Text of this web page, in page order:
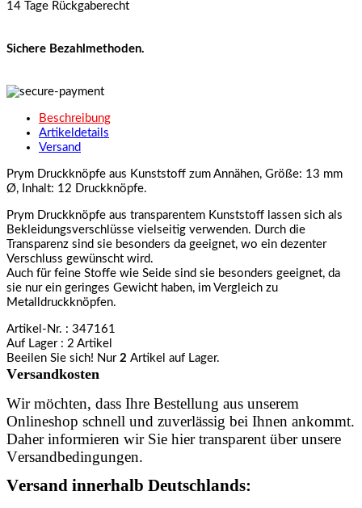
14 Tage Rückgaberecht
Sichere Bezahlmethoden.
Beschreibung
Artikeldetails
Versand
Prym Druckknöpfe aus Kunststoff zum Annähen, Größe: 13 mm
Ø, Inhalt: 12 Druckknöpfe.
Prym Druckknöpfe aus transparentem Kunststoff lassen sich als
Bekleidungsverschlüsse vielseitig verwenden. Durch die
Transparenz sind sie besonders da geeignet, wo ein dezenter
Verschluss gewünscht wird.
Auch für feine Stoffe wie Seide sind sie besonders geeignet, da
sie nur ein geringes Gewicht haben, im Vergleich zu
Metalldruckknöpfen.
Artikel-Nr. : 347161
Auf Lager : 2 Artikel
Beeilen Sie sich! Nur 2 Artikel auf Lager.
Versandkosten
Wir möchten, dass Ihre Bestellung aus unserem
Onlineshop schnell und zuverlässig bei Ihnen ankommt.
Daher informieren wir Sie hier transparent über unsere
Versandbedingungen.
Versand innerhalb Deutschlands: